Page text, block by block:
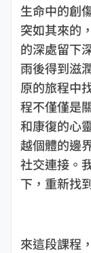
生命中的創
突如其來的
的深處留下
雨後得到滋
原的旅程中
程不僅僅是
和康復的心
越個體的邊
社交連接。
下，重新找
來這段課程